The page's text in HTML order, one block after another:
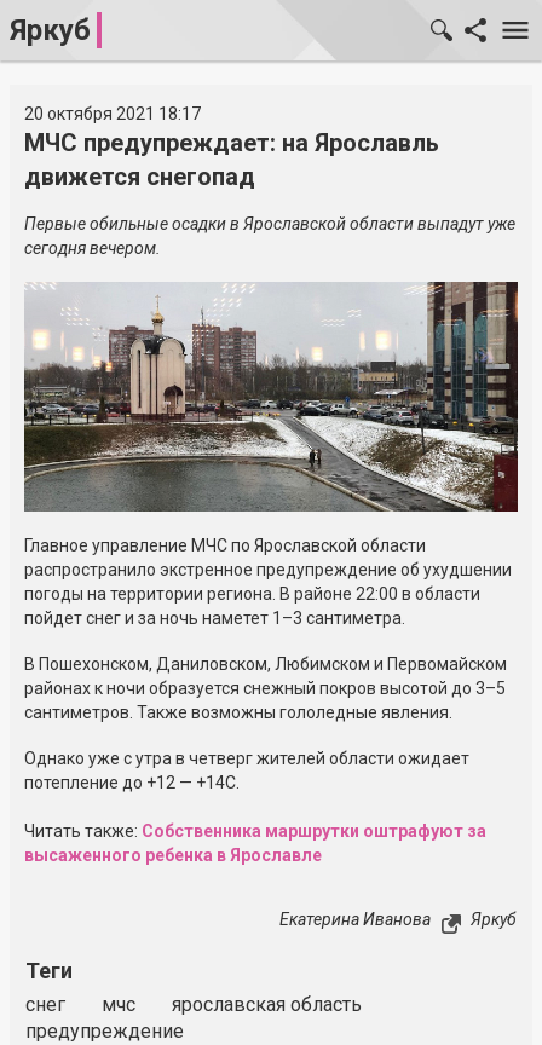
Яркуб
20 октября 2021 18:17
МЧС предупреждает: на Ярославль
движется снегопад
Первые обильные осадки в Ярославской области выпадут уже
сегодня вечером.
Главное управление МЧС по Ярославской области
распространило экстренное предупреждение об ухудшении
погоды на территории региона. В районе 22:00 в области
пойдет снег и за ночь наметет 1–3 сантиметра.
В Пошехонском, Даниловском, Любимском и Первомайском
районах к ночи образуется снежный покров высотой до 3–5
сантиметров. Также возможны гололедные явления.
Однако уже с утра в четверг жителей области ожидает
потепление до +12 — +14С.
Читать также: Собственника маршрутки оштрафуют за
высаженного ребенка в Ярославле
Екатерина Иванова Яркуб
Теги
снег мчс
ярославская область
предупреждение